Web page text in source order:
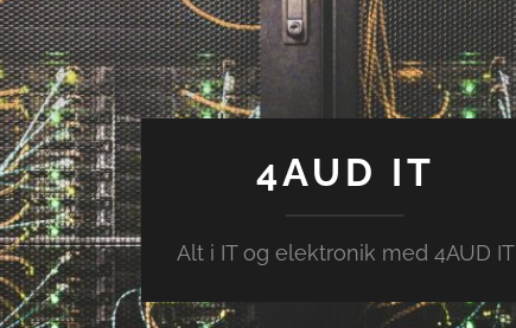
4AUD IT
Alt i IT og elektronik med 4AUD IT